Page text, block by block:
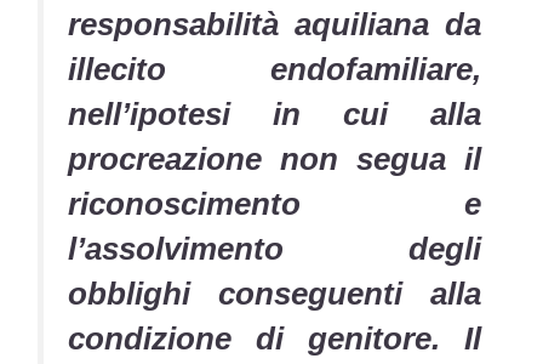
responsabilità aquiliana da
illecito endofamiliare,
nell’ipotesi in cui alla
procreazione non segua il
riconoscimento e
l’assolvimento degli
obblighi conseguenti alla
condizione di genitore. Il